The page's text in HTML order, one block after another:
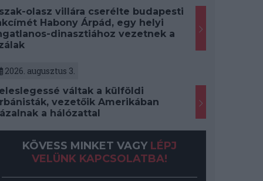
olasz villára cserélte budapesti
Habony Árpád, egy helyi
dinasztiához vezetnek a
2026. augusztus 3.
váltak a külföldi
vezetőik Amerikában
a hálózattal
KÖVESS MINKET VAGY LÉPJ
VELÜNK KAPCSOLATBA!